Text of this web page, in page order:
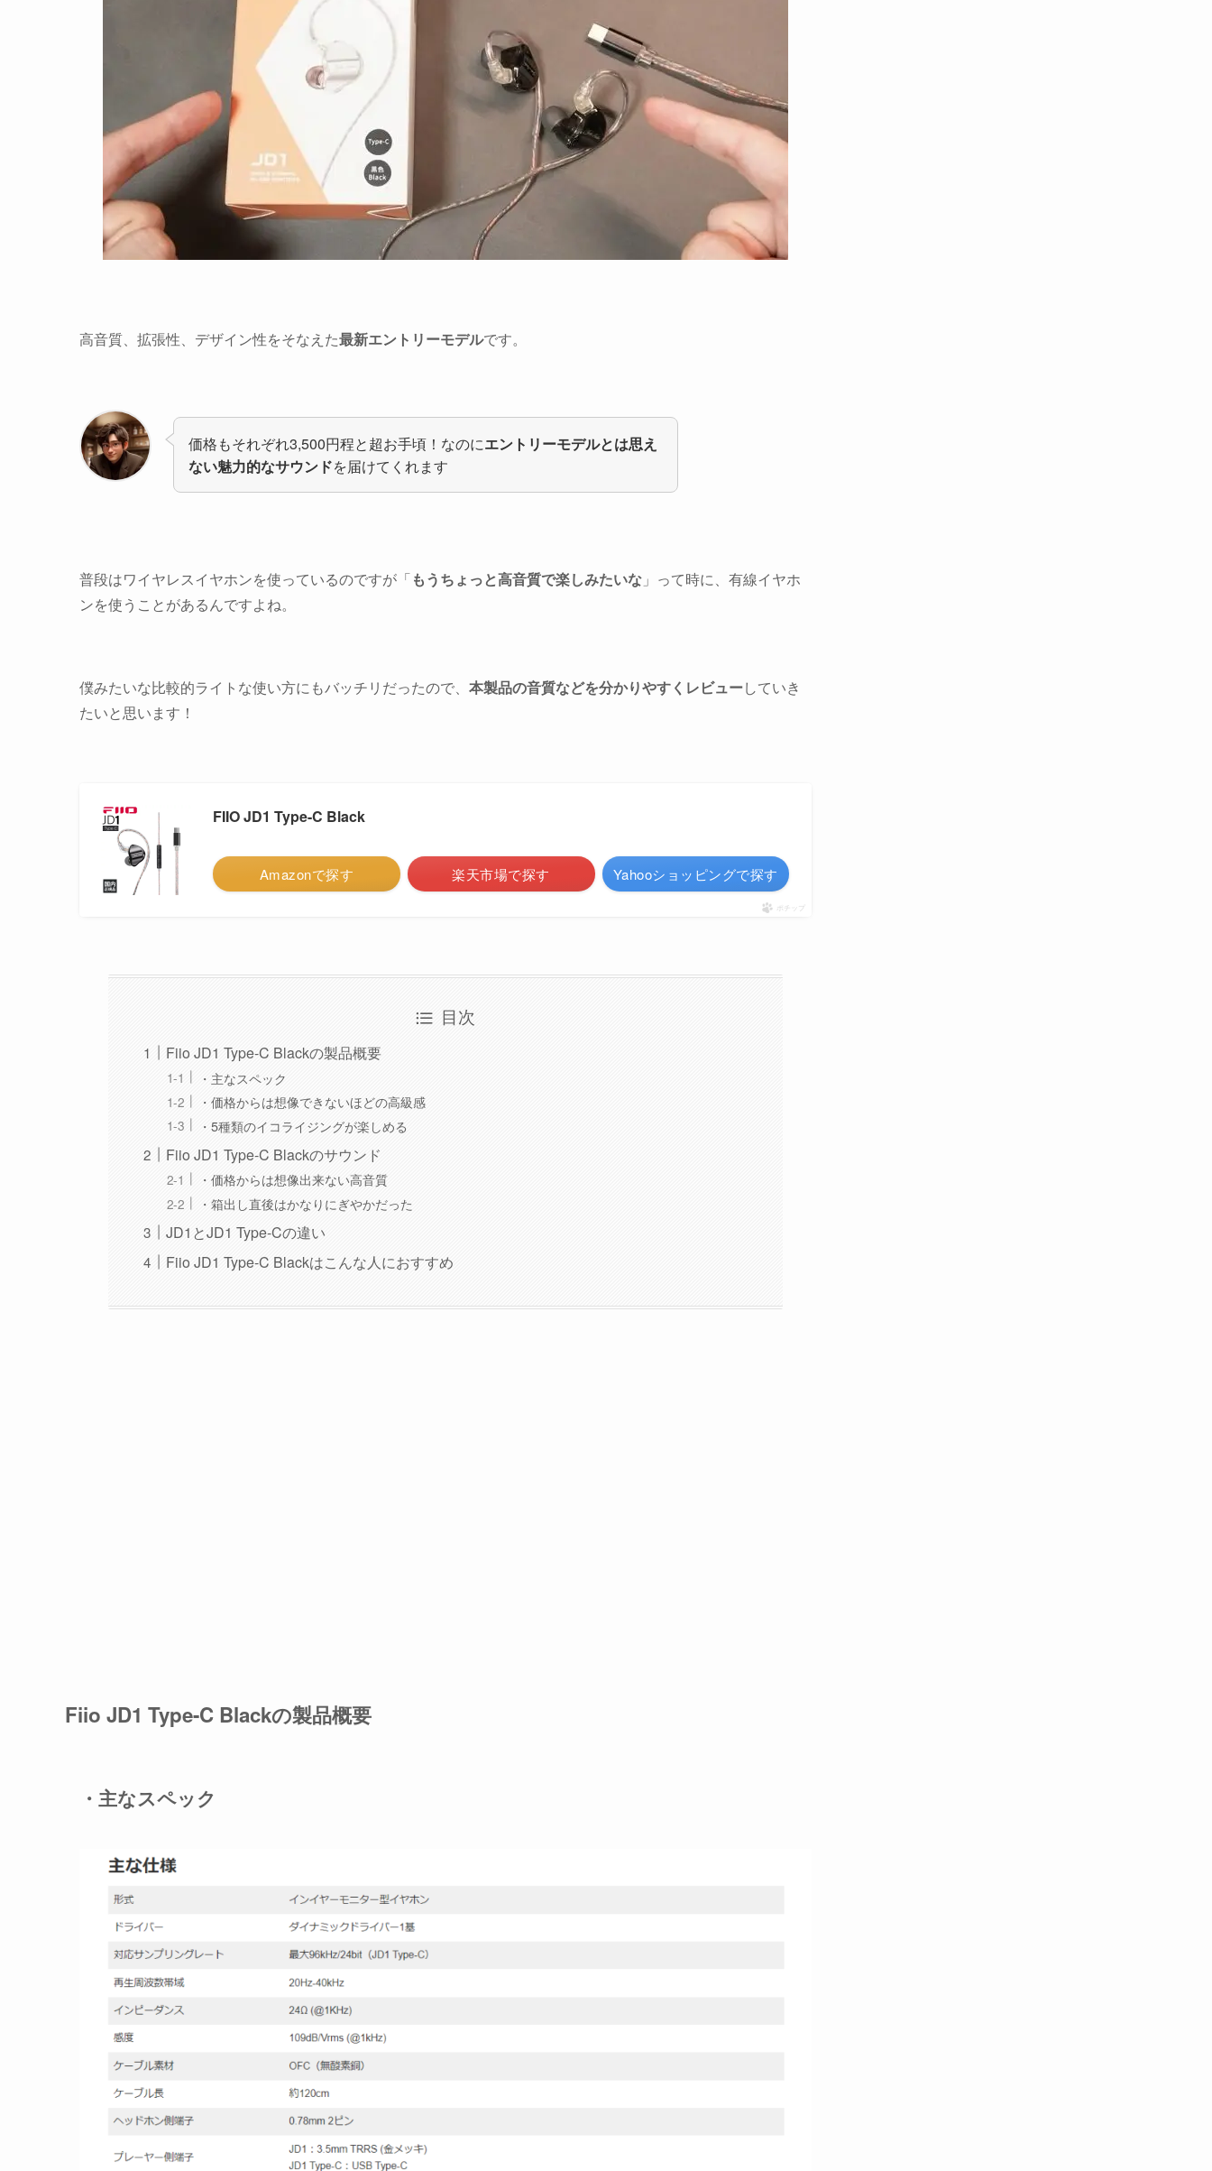
高音質、拡張性、デザイン性をそなえた最新エントリーモデルです。
価格もそれぞれ3,500円程と超お手頃！なのにエントリーモデルとは思え
ない魅力的なサウンドを届けてくれます
普段はワイヤレスイヤホンを使っているのですが「もうちょっと高音質で楽しみたいな 」って時に、有線イヤホ
ンを使うことがあるんですよね。
僕みたいな比較的ライトな使い方にもバッチリだったので、 本製品の音質などを分かりやすくレビューしていき
たいと思います！
FIIO JD1 Type-C Black
Amazonで探す 楽天市場で探す Yahooショッピングで探す
ポチップ
目次
Fiio JD1 Type-C Blackの製品概要
・主なスペック
・価格からは想像できないほどの高級感
・5種類のイコライジングが楽しめる
Fiio JD1 Type-C Blackのサウンド
・価格からは想像出来ない高音質
・箱出し直後はかなりにぎやかだった
JD1とJD1 Type-Cの違い
Fiio JD1 Type-C Blackはこんな人におすすめ
Fiio JD1 Type-C Blackの製品概要
・主なスペック